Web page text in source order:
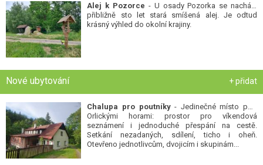
Alej k Pozorce - U osady Pozorka se nachází
přibližně sto let stará smíšená alej. Je odtud
krásný výhled do okolní krajiny.
Nové ubytování + přidat
Chalupa pro poutníky- Jedinečné místo pod
Orlickými horami: prostor pro víkendová
seznámení i jednoduché přespání na cestě.
Setkání nezadaných, sdílení, ticho i oheň.
Otevřeno jednotlivcům, dvojicím i skupinám...